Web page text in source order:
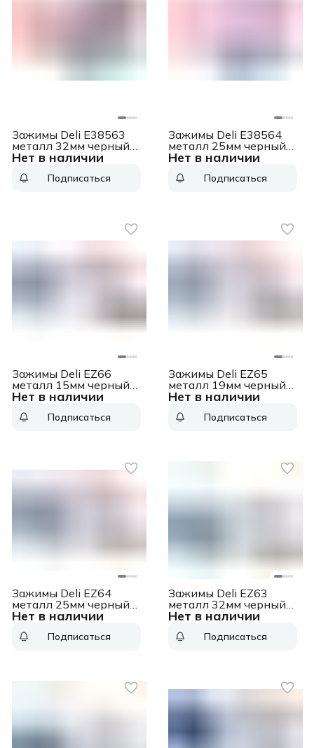
Нет в наличии
Зажимы Deli E38563
металл 32мм черный
(упак.:12шт) картонная
Подписаться
Нет в наличии
Зажимы Deli E38564
металл 25мм черный
(упак.:12шт) картонная
Подписаться
Нет в наличии
Зажимы Deli EZ66
металл 15мм черный
(упак.:12шт) картонная
Подписаться
Нет в наличии
Зажимы Deli EZ65
металл 19мм черный
(упак.:12шт) картонная
Подписаться
Нет в наличии
Зажимы Deli EZ64
металл 25мм черный
(упак.:12шт) картонная
Подписаться
Нет в наличии
Зажимы Deli EZ63
металл 32мм черный
(упак.:12шт) картонная
Подписаться